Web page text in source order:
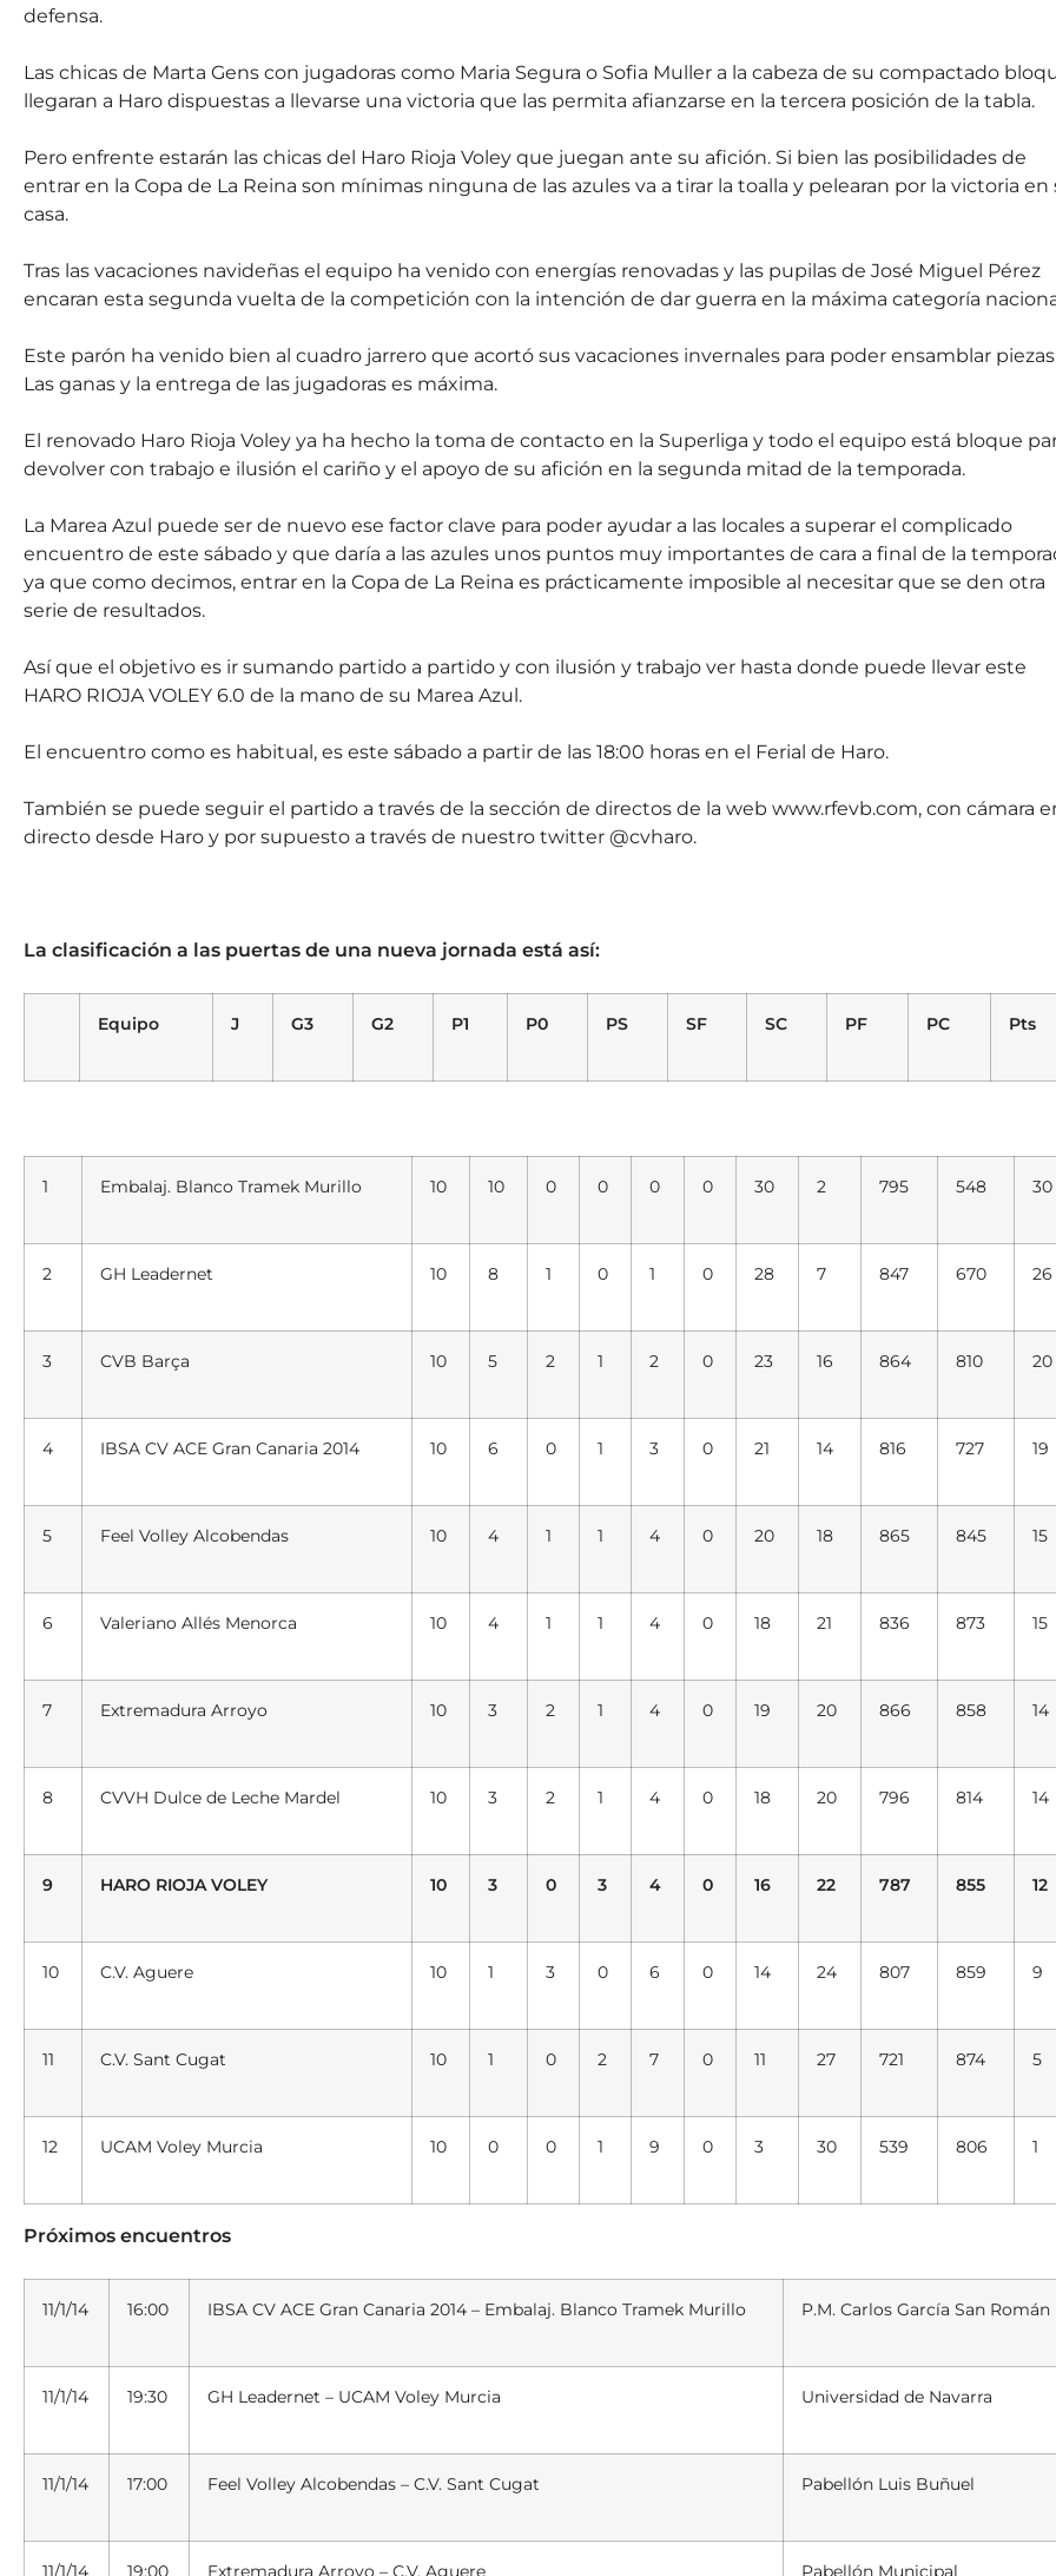
defensa.
Las chicas de Marta Gens con jugadoras como Maria Segura o Sofia Muller a la cabeza de su compactado
llegaran a Haro dispuestas a llevarse una victoria que las permita afianzarse en la tercera posición de la tabla.
Pero enfrente estarán las chicas del Haro Rioja Voley que juegan ante su afición. Si bien las posibilidades de
entrar en la Copa de La Reina son mínimas ninguna de las azules va a tirar la toalla y pelearan por la victoria en
casa.
Tras las vacaciones navideñas el equipo ha venido con energías renovadas y las pupilas de José Miguel Pérez
encaran esta segunda vuelta de la competición con la intención de dar guerra en la máxima categoría
Este parón ha venido bien al cuadro jarrero que acortó sus vacaciones invernales para poder ensamblar
Las ganas y la entrega de las jugadoras es máxima.
El renovado Haro Rioja Voley ya ha hecho la toma de contacto en la Superliga y todo el equipo está bloque
devolver con trabajo e ilusión el cariño y el apoyo de su afición en la segunda mitad de la temporada.
La Marea Azul puede ser de nuevo ese factor clave para poder ayudar a las locales a superar el complicado
encuentro de este sábado y que daría a las azules unos puntos muy importantes de cara a final de la
ya que como decimos, entrar en la Copa de La Reina es prácticamente imposible al necesitar que se den otra
serie de resultados.
Así que el objetivo es ir sumando partido a partido y con ilusión y trabajo ver hasta donde puede llevar este
HARO RIOJA VOLEY 6.0 de la mano de su Marea Azul.
El encuentro como es habitual, es este sábado a partir de las 18:00 horas en el Ferial de Haro.
También se puede seguir el partido a través de la sección de directos de la web www.rfevb.com, con cámara
directo desde Haro y por supuesto a través de nuestro twitter @cvharo.
La clasificación a las puertas de una nueva jornada está así:
Equipo J G3 G2 P1 P0 PS SF SC PF PC Pts
1 Embalaj. Blanco Tramek Murillo 10 10 0 0 0 0 30 2 795 548 30
2 GH Leadernet 10 8 1 0 1 0 28 7 847 670 26
3 CVB Barça 10 5 2 1 2 0 23 16 864 810 20
4 IBSA CV ACE Gran Canaria 2014 10 6 0 1 3 0 21 14 816 727 19
5 Feel Volley Alcobendas 10 4 1 1 4 0 20 18 865 845 15
6 Valeriano Allés Menorca 10 4 1 1 4 0 18 21 836 873 15
7 Extremadura Arroyo 10 3 2 1 4 0 19 20 866 858 14
8 CVVH Dulce de Leche Mardel 10 3 2 1 4 0 18 20 796 814 14
9 HARO RIOJA VOLEY 10 3 0 3 4 0 16 22 787 855 12
10 C.V. Aguere 10 1 3 0 6 0 14 24 807 859 9
11 C.V. Sant Cugat 10 1 0 2 7 0 11 27 721 874 5
12 UCAM Voley Murcia 10 0 0 1 9 0 3 30 539 806 1
Próximos encuentros
11/1/14 16:00 IBSA CV ACE Gran Canaria 2014 – Embalaj. Blanco Tramek Murillo P.M. Carlos García San Román
11/1/14 19:30 GH Leadernet – UCAM Voley Murcia Universidad de Navarra
11/1/14 17:00 Feel Volley Alcobendas – C.V. Sant Cugat Pabellón Luis Buñuel
11/1/14 19:00 Extremadura Arroyo – C.V. Aguere Pabellón Municipal